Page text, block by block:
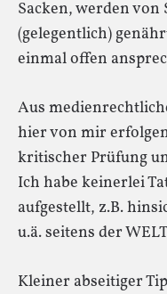
Sacken, werden
(gelegentlich)
einmal offen
Aus
hier von mir
kritischer Prüfung
Ich habe keinerlei
aufgestellt, z.B.
u.ä. seitens der
Kleiner abseitiger